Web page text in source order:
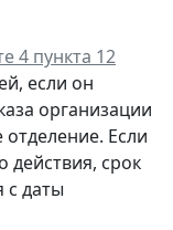
4 пункта 12
если он
организации
Если
действия, срок
с даты